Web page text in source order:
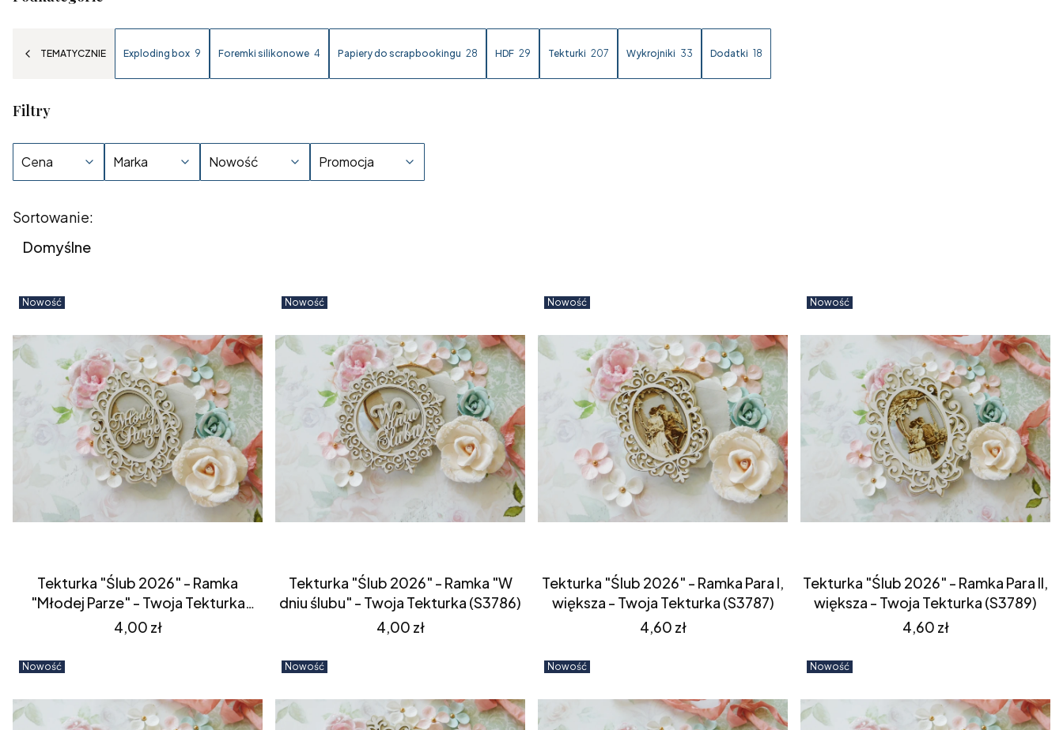
TEMATYCZNIE Exploding box 9 Foremki silikonowe 4 Papiery do scrapbookingu 28 HDF 29 Tekturki 207 Wykrojniki 33 Dodatki 18
Filtry
Cena Marka Nowość Promocja
Lista produktów
Sortowanie:
Domyślne
Nowość
Tekturka "Ślub 2026" - Ramka
"Młodej Parze" - Twoja Tekturka
(S3784)
Cena
4,00 zł
Nowość
Tekturka "Ślub 2026" - Ramka "W
dniu ślubu" - Twoja Tekturka (S3786)
Cena
4,00 zł
Nowość
Tekturka "Ślub 2026" - Ramka Para I,
większa - Twoja Tekturka (S3787)
Cena
4,60 zł
Nowość
Tekturka "Ślub 2026" - Ramka Para II,
większa - Twoja Tekturka (S3789)
Cena
4,60 zł
Nowość Nowość Nowość Nowość